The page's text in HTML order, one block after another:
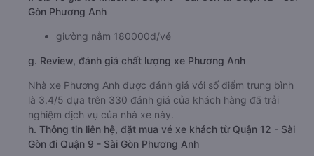
Gòn Phương Anh
giường nằm 180000đ/vé
g. Review, đánh giá chất lượng xe Phương Anh
Nhà xe Phương Anh được đánh giá với số điểm trung bình
là 3.4/5 dựa trên 330 đánh giá của khách hàng đã trải
nghiệm dịch vụ của nhà xe này.
h. Thông tin liên hệ, đặt mua vé xe khách từ Quận 12 - Sài
Gòn đi Quận 9 - Sài Gòn Phương Anh